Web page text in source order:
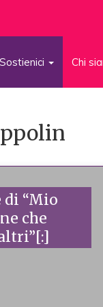
Sostienici Chi
“Mio
che